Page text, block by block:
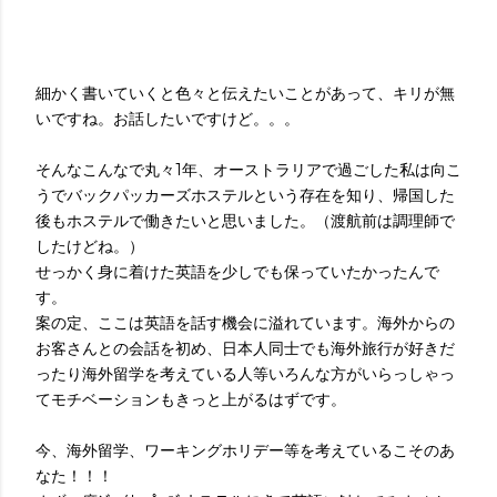
細かく書いていくと色々と伝えたいことがあって、キリが無
いですね。お話したいですけど。。。
そんなこんなで丸々1年、オーストラリアで過ごした私は向こ
うでバックパッカーズホステルという存在を知り、帰国した
後もホステルで働きたいと思いました。（渡航前は調理師で
したけどね。）
せっかく身に着けた英語を少しでも保っていたかったんで
す。
案の定、ここは英語を話す機会に溢れています。海外からの
お客さんとの会話を初め、日本人同士でも海外旅行が好きだ
ったり海外留学を考えている人等いろんな方がいらっしゃっ
てモチベーションもきっと上がるはずです。
今、海外留学、ワーキングホリデー等を考えているこそのあ
なた！！！